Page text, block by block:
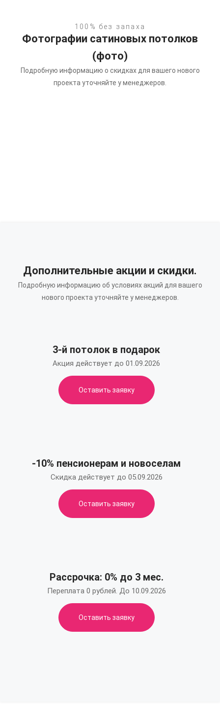
100% без запаха
Фотографии сатиновых потолков
(фото)
Подробную информацию о скидках для вашего нового
проекта уточняйте у менеджеров.
Дополнительные акции и скидки.
Подробную информацию об условиях акций для вашего
нового проекта уточняйте у менеджеров.
3-й потолок в подарок
Акция действует до 01.09.2026
Оставить заявку
-10% пенсионерам и новоселам
Скидка действует до 05.09.2026
Оставить заявку
Рассрочка: 0% до 3 мес.
Переплата 0 рублей. До 10.09.2026
Оставить заявку